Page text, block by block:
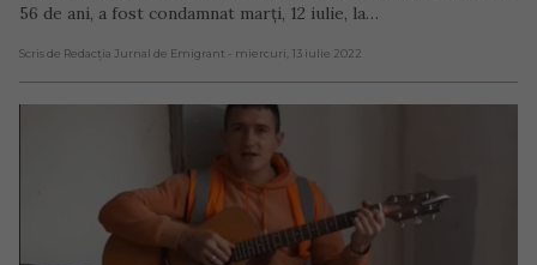
56 de ani, a fost condamnat marți, 12 iulie, la…
Scris de Redacția Jurnal de Emigrant - miercuri, 13 iulie 2022